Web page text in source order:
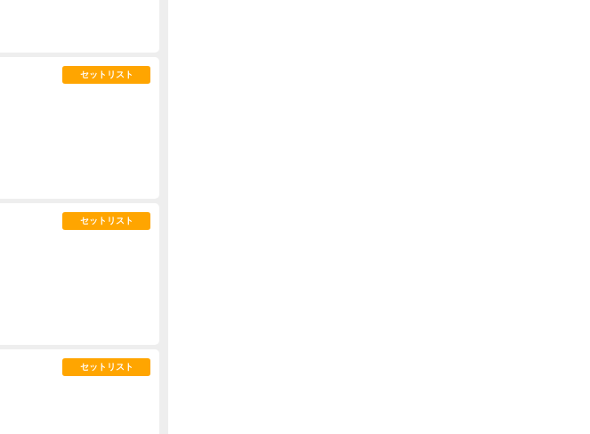
セットリスト
セットリスト
セットリスト